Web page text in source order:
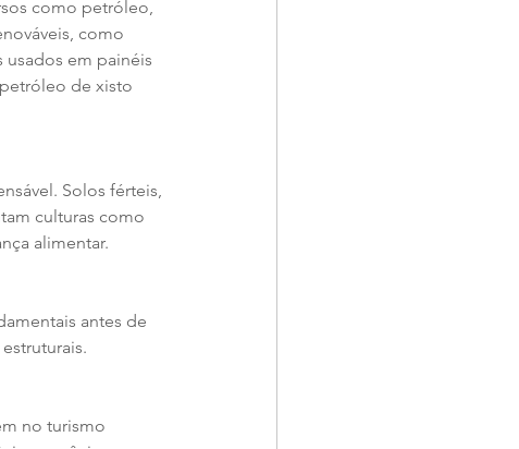
como petróleo,
como
em painéis
de xisto
Solos férteis,
culturas como
alimentar.
antes de
no turismo